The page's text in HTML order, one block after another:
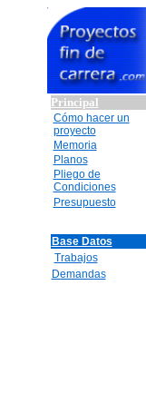
Principal
Cómo hacer un
proyecto
Memoria
Planos
Pliego de
Condiciones
Presupuesto
Base Datos
Trabajos
Demandas